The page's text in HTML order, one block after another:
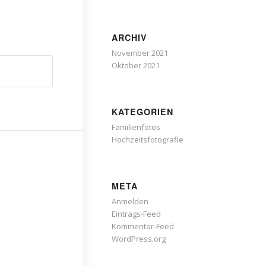
ARCHIV
November 2021
Oktober 2021
KATEGORIEN
Familienfotos
Hochzeitsfotografie
META
Anmelden
Eintrags-Feed
Kommentar-Feed
WordPress.org